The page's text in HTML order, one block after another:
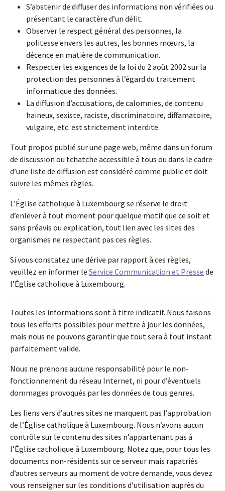
S’abstenir de diffuser des informations non vérifiées ou
présentant le caractère d’un délit.
Observer le respect général des personnes, la
politesse envers les autres, les bonnes mœurs, la
décence en matière de communication.
Respecter les exigences de la loi du 2 août 2002 sur la
protection des personnes à l’égard du traitement
informatique des données.
La diffusion d’accusations, de calomnies, de contenu
haineux, sexiste, raciste, discriminatoire, diffamatoire,
vulgaire, etc. est strictement interdite.
Tout propos publié sur une page web, même dans un forum
de discussion ou tchatche accessible à tous ou dans le cadre
d’une liste de diffusion est considéré comme public et doit
suivre les mêmes règles.
L’Église catholique à Luxembourg se réserve le droit
d’enlever à tout moment pour quelque motif que ce soit et
sans préavis ou explication, tout lien avec les sites des
organismes ne respectant pas ces règles.
Si vous constatez une dérive par rapport à ces règles,
veuillez en informer le Service Communication et Presse de
l’Église catholique à Luxembourg.
Toutes les informations sont à titre indicatif. Nous faisons
tous les efforts possibles pour mettre à jour les données,
mais nous ne pouvons garantir que tout sera à tout instant
parfaitement valide.
Nous ne prenons aucune responsabilité pour le non-
fonctionnement du réseau Internet, ni pour d’éventuels
dommages provoqués par les données de tous genres.
Les liens vers d’autres sites ne marquent pas l’approbation
de l’Église catholique à Luxembourg. Nous n’avons aucun
contrôle sur le contenu des sites n’appartenant pas à
l’Église catholique à Luxembourg. Notez que, pour tous les
documents non-résidents sur ce serveur mais rapatriés
d’autres serveurs au moment de votre demande, vous devez
vous renseigner sur les conditions d’utilisation auprès du